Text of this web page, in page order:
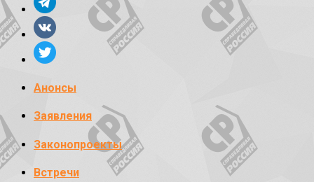
Анонсы
Заявления
Законопроекты
Встречи